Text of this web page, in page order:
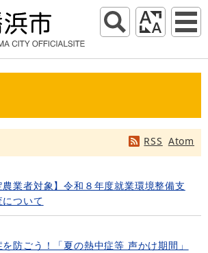
RSS Atom
農業者対象】令和８年度就業環境整備支
ついて
防ごう！「夏の熱中症等 声かけ期間」